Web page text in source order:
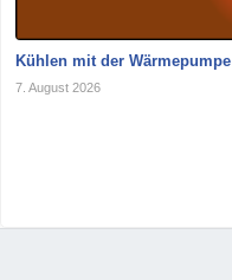
Kühlen mit der Wärmepumpe
7. August 2026